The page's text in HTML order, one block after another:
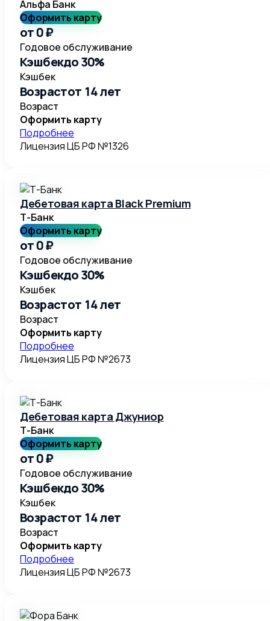
Альфа Банк
Оформить карту
от 0 ₽
Годовое обслуживание
Кэшбекдо 30%
Кэшбек
Возрастот 14 лет
Возраст
Оформить карту
Подробнее
Лицензия ЦБ РФ №1326
Дебетовая карта Black Premium
Т-Банк
Оформить карту
от 0 ₽
Годовое обслуживание
Кэшбекдо 30%
Кэшбек
Возрастот 14 лет
Возраст
Оформить карту
Подробнее
Лицензия ЦБ РФ №2673
Дебетовая карта Джуниор
Т-Банк
Оформить карту
от 0 ₽
Годовое обслуживание
Кэшбекдо 30%
Кэшбек
Возрастот 14 лет
Возраст
Оформить карту
Подробнее
Лицензия ЦБ РФ №2673